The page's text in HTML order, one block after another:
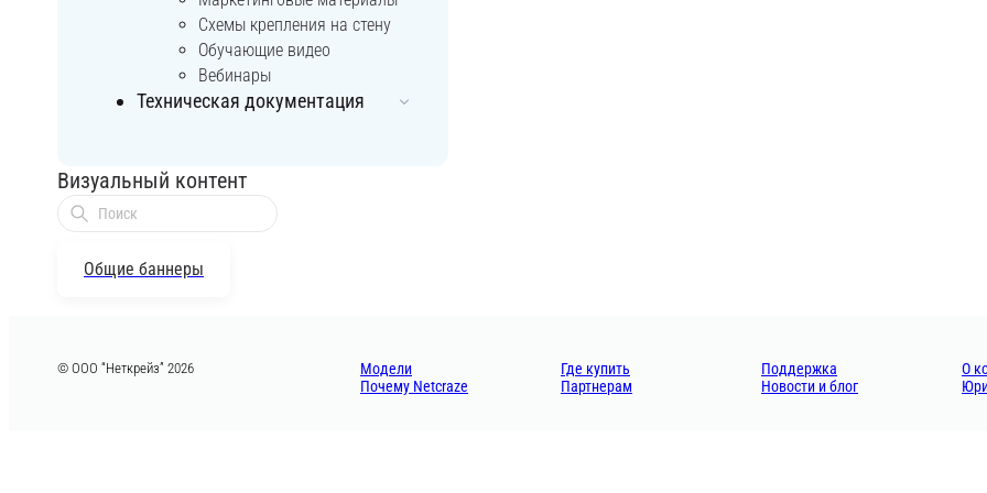
Схемы крепления на стену
Обучающие видео
Вебинары
Техническая документация
Визуальный контент
Общие баннеры
© ООО “Неткрейз” 2026
Модели
Почему Netcraze
Где купить
Партнерам
Поддержка
Новости и блог
О